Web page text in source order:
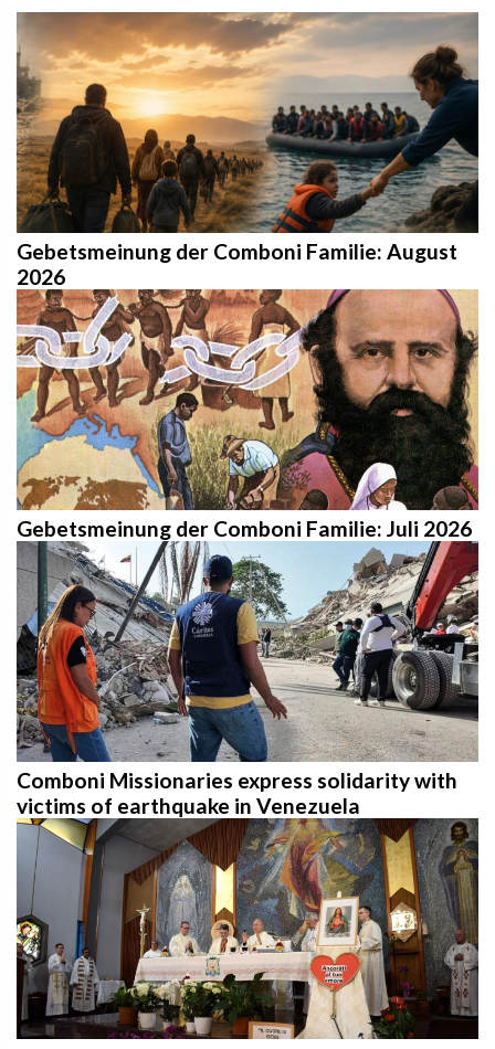
Gebetsmeinung der Comboni Familie: August
2026
Gebetsmeinung der Comboni Familie: Juli 2026
Comboni Missionaries express solidarity with
victims of earthquake in Venezuela